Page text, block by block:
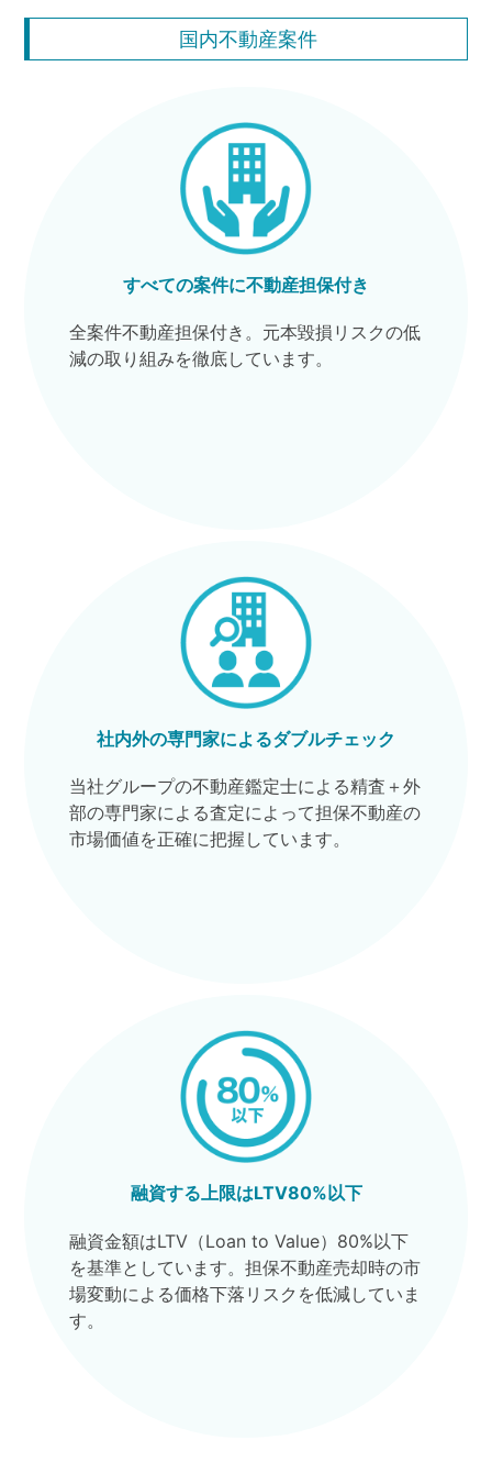
国内不動産案件
すべての案件に不動産担保付き
全案件不動産担保付き。元本毀損リスクの低
減の取り組みを徹底しています。
社内外の専門家によるダブルチェック
当社グループの不動産鑑定士による精査＋外
部の専門家による査定によって担保不動産の
市場価値を正確に把握しています。
融資する上限はLTV80%以下
融資金額はLTV（Loan to Value）80%以下
を基準としています。担保不動産売却時の市
場変動による価格下落リスクを低減していま
す。